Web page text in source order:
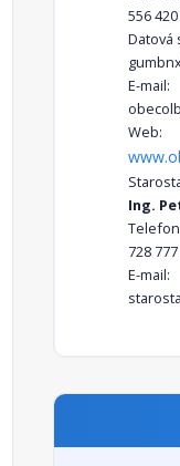
556
Datová
E-mail:
Web:
Ing.
728
E-mail: